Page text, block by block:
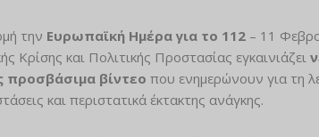
την Ευρωπαϊκή Ημέρα για το 112– 11
Κρίσης και Πολιτικής Προστασίας εγκαινιάζει
βίντεο που ενημερώνουν για τη
και περιστατικά έκτακτης ανάγκης.